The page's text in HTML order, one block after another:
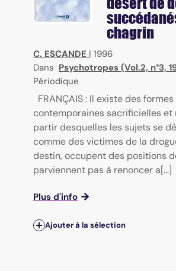
chagrin
C. ESCANDE | 1996
Dans Psychotropes (Vol.2, n°3,
Périodique
FRANÇAIS : Il existe des
contemporaines sacrificielles et
partir desquelles les sujets se
comme des victimes de la
destin, occupent des positions
parviennent pas à renoncer a[...]
Plus d'info
Ajouter à la sélection